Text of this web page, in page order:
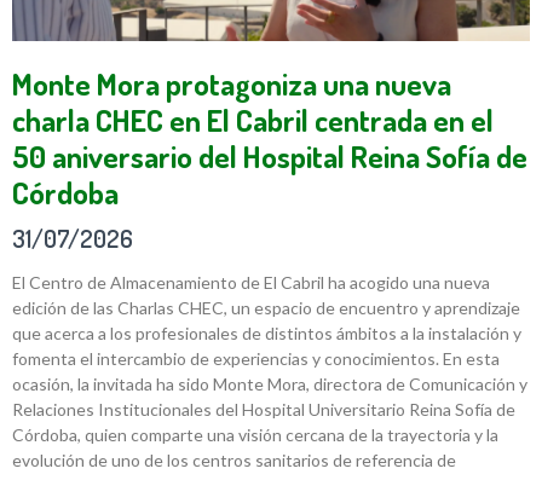
Monte Mora protagoniza una nueva
charla CHEC en El Cabril centrada en el
50 aniversario del Hospital Reina Sofía de
Córdoba
31/07/2026
El Centro de Almacenamiento de El Cabril ha acogido una nueva
edición de las Charlas CHEC, un espacio de encuentro y aprendizaje
que acerca a los profesionales de distintos ámbitos a la instalación y
fomenta el intercambio de experiencias y conocimientos. En esta
ocasión, la invitada ha sido Monte Mora, directora de Comunicación y
Relaciones Institucionales del Hospital Universitario Reina Sofía de
Córdoba, quien comparte una visión cercana de la trayectoria y la
evolución de uno de los centros sanitarios de referencia de